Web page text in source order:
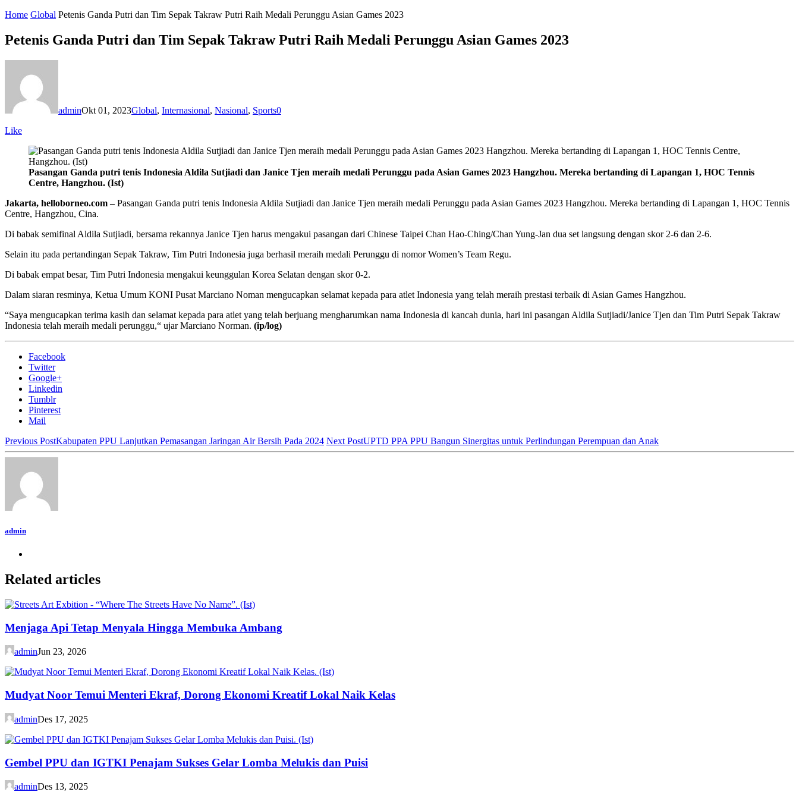
Home Global Petenis Ganda Putri dan Tim Sepak Takraw Putri Raih Medali Perunggu Asian Games 2023
Petenis Ganda Putri dan Tim Sepak Takraw Putri Raih Medali Perunggu Asian Games 2023
adminOkt 01, 2023Global, Internasional, Nasional, Sports0
Like
Pasangan Ganda putri tenis Indonesia Aldila Sutjiadi dan Janice Tjen meraih medali Perunggu pada Asian Games 2023 Hangzhou. Mereka bertanding di Lapangan 1, HOC Tennis
Centre, Hangzhou. (Ist)
Jakarta, helloborneo.com –Pasangan Ganda putri tenis Indonesia Aldila Sutjiadi dan Janice Tjen meraih medali Perunggu pada Asian Games 2023 Hangzhou. Mereka bertanding di Lapangan 1, HOC Tennis
Centre, Hangzhou, Cina.
Di babak semifinal Aldila Sutjiadi, bersama rekannya Janice Tjen harus mengakui pasangan dari Chinese Taipei Chan Hao-Ching/Chan Yung-Jan dua set langsung dengan skor 2-6 dan 2-6.
Selain itu pada pertandingan Sepak Takraw, Tim Putri Indonesia juga berhasil meraih medali Perunggu di nomor Women’s Team Regu.
Di babak empat besar, Tim Putri Indonesia mengakui keunggulan Korea Selatan dengan skor 0-2.
Dalam siaran resminya, Ketua Umum KONI Pusat Marciano Noman mengucapkan selamat kepada para atlet Indonesia yang telah meraih prestasi terbaik di Asian Games Hangzhou.
“Saya mengucapkan terima kasih dan selamat kepada para atlet yang telah berjuang mengharumkan nama Indonesia di kancah dunia, hari ini pasangan Aldila Sutjiadi/Janice Tjen dan Tim Putri Sepak Takraw
Indonesia telah meraih medali perunggu,“ ujar Marciano Norman. (ip/log)
Facebook
Twitter
Google+
Linkedin
Tumblr
Pinterest
Mail
Previous PostKabupaten PPU Lanjutkan Pemasangan Jaringan Air Bersih Pada 2024 Next PostUPTD PPA PPU Bangun Sinergitas untuk Perlindungan Perempuan dan Anak
admin
Related articles
Menjaga Api Tetap Menyala Hingga Membuka Ambang
adminJun 23, 2026
Mudyat Noor Temui Menteri Ekraf, Dorong Ekonomi Kreatif Lokal Naik Kelas
adminDes 17, 2025
Gembel PPU dan IGTKI Penajam Sukses Gelar Lomba Melukis dan Puisi
adminDes 13, 2025